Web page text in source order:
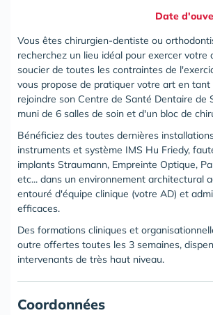
Date
Vous êtes chirurgien-dentiste ou
recherchez un lieu idéal pour exercer votre
soucier de toutes les contraintes de
vous propose de pratiquer votre art en tant
rejoindre son Centre de Santé Dentaire de
muni de 6 salles de soin et d'un bloc de
Bénéficiez des toutes dernières
instruments et système IMS Hu Friedy,
implants Straumann, Empreinte Optique,
etc... dans un environnement architectural
entouré d'équipe clinique (votre AD) et
efficaces.
Des formations cliniques et
outre offertes toutes les 3 semaines,
intervenants de très haut niveau.
Coordonnées